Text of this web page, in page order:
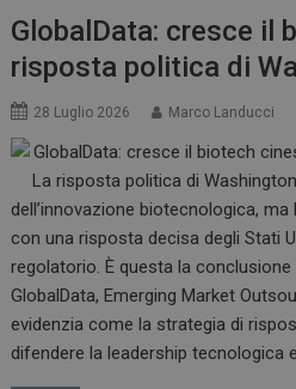
GlobalData: cresce il
risposta politica di
28 Luglio 2026 Marco Landucci
dell’innovazione biotecnologica,
con una risposta decisa degli Stati
regolatorio. È questa la conclusione
GlobalData, Emerging Market
evidenzia come la strategia di
difendere la leadership tecnologica